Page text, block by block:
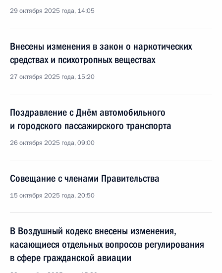
29 октября 2025 года, 14:05
Внесены изменения в закон о наркотических
средствах и психотропных веществах
27 октября 2025 года, 15:20
Поздравление с Днём автомобильного
и городского пассажирского транспорта
26 октября 2025 года, 09:00
Совещание с членами Правительства
15 октября 2025 года, 20:50
В Воздушный кодекс внесены изменения,
касающиеся отдельных вопросов регулирования
в сфере гражданской авиации